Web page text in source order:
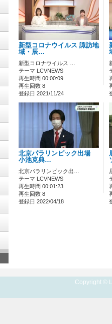
新型コロナウイルス 諏訪地
域・辰…
新型コロナウイルス …
テーマ LCVNEWS
再生時間 00:00:09
再生回数 8
登録日 2021/11/24
北京パラリンピック出場
小池克典…
北京パラリンピック出…
テーマ LCVNEWS
再生時間 00:01:23
再生回数 8
登録日 2022/04/18
Copyright ©